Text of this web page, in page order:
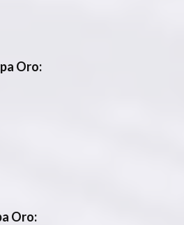
Oro:
Oro: